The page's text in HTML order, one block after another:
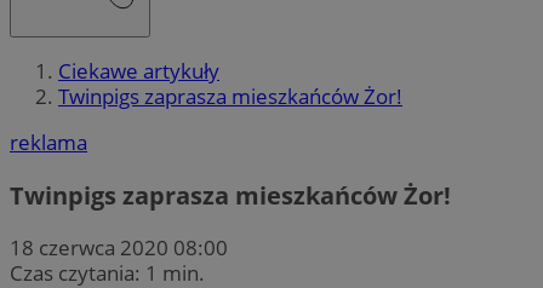
Ciekawe artykuły
Twinpigs zaprasza mieszkańców Żor!
reklama
Twinpigs zaprasza mieszkańców Żor!
18 czerwca 2020 08:00
Czas czytania: 1 min.